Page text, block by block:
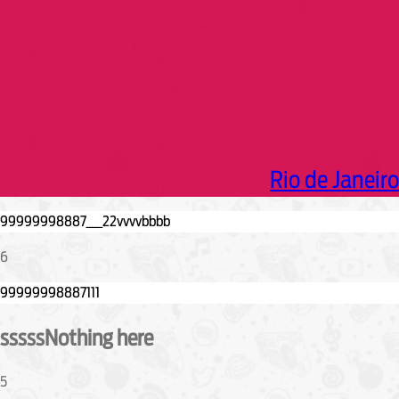
Rio de Janeiro
6
sssssNothing here
5